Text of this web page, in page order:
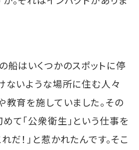
船はいくつかのスポットに停
ないような場所に住む人々
教育を施していました。その
て「公衆衛生」という仕事を
だ！」と惹かれたんです。そこ